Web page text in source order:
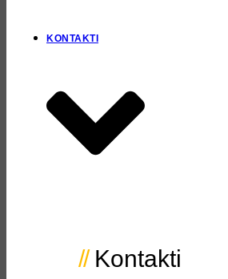
KONTAKTI
Kontakti